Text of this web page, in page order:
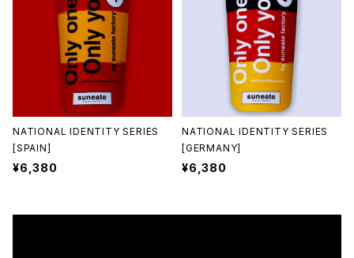
NATIONAL IDENTITY SERIES
[SPAIN]
¥6,380
NATIONAL IDENTITY SERIES
[GERMANY]
¥6,380